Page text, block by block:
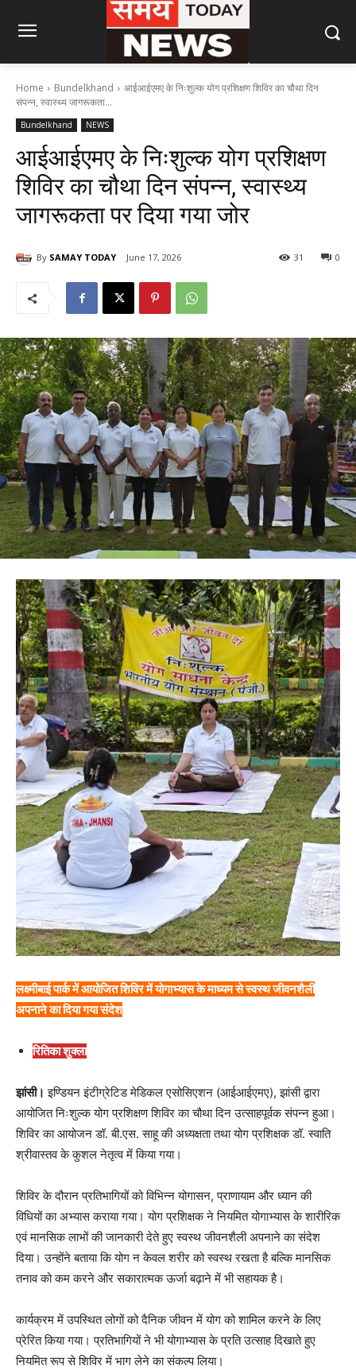
Home Bundelkhand
आईआईएमए के निःशुल्क योग प्रशिक्षण शिविर का चौथा दिन
संपन्न, स्वास्थ्य जागरूकता...
Bundelkhand NEWS
आईआईएमए के निःशुल्क योग प्रशिक्षण
शिविर का चौथा दिन संपन्न, स्वास्थ्य
जागरूकता पर दिया गया जोर
By SAMAY TODAY June 17, 2026 0
31
लक्ष्मीबाई पार्क में आयोजित शिविर में योगाभ्यास के माध्यम से स्वस्थ जीवनशैली
अपनाने का दिया गया संदेश
रितिका शुक्ला
झांसी। इण्डियन इंटीग्रेटिड मेडिकल एसोसिएशन (आईआईएमए), झांसी द्वारा
आयोजित निःशुल्क योग प्रशिक्षण शिविर का चौथा दिन उत्साहपूर्वक संपन्न हुआ।
शिविर का आयोजन डॉ. बी.एस. साहू की अध्यक्षता तथा योग प्रशिक्षक डॉ. स्वाति
श्रीवास्तव के कुशल नेतृत्व में किया गया।
शिविर के दौरान प्रतिभागियों को विभिन्न योगासन, प्राणायाम और ध्यान की
विधियों का अभ्यास कराया गया। योग प्रशिक्षक ने नियमित योगाभ्यास के शारीरिक
एवं मानसिक लाभों की जानकारी देते हुए स्वस्थ जीवनशैली अपनाने का संदेश
दिया। उन्होंने बताया कि योग न केवल शरीर को स्वस्थ रखता है बल्कि मानसिक
तनाव को कम करने और सकारात्मक ऊर्जा बढ़ाने में भी सहायक है।
कार्यक्रम में उपस्थित लोगों को दैनिक जीवन में योग को शामिल करने के लिए
प्रेरित किया गया। प्रतिभागियों ने भी योगाभ्यास के प्रति उत्साह दिखाते हुए
नियमित रूप से शिविर में भाग लेने का संकल्प लिया।